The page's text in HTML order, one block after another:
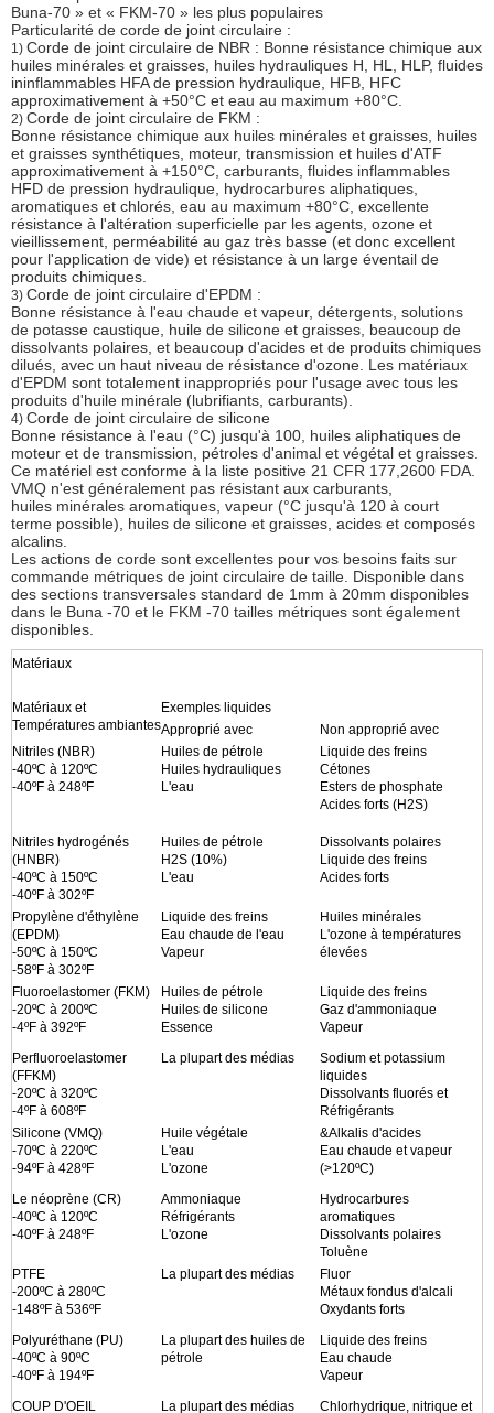
Buna-70 » et « FKM-70 » les plus populaires
Particularité de corde de joint circulaire :
1) Corde de joint circulaire de NBR : Bonne résistance chimique aux
huiles minérales et graisses, huiles hydrauliques H, HL, HLP, fluides
ininflammables HFA de pression hydraulique, HFB, HFC
approximativement à +50°C et eau au maximum +80°C.
2) Corde de joint circulaire de FKM :
Bonne résistance chimique aux huiles minérales et graisses, huiles
et graisses synthétiques, moteur, transmission et huiles d'ATF
approximativement à +150°C, carburants, fluides inflammables
HFD de pression hydraulique, hydrocarbures aliphatiques,
aromatiques et chlorés, eau au maximum +80°C, excellente
résistance à l'altération superficielle par les agents, ozone et
vieillissement, perméabilité au gaz très basse (et donc excellent
pour l'application de vide) et résistance à un large éventail de
produits chimiques.
3) Corde de joint circulaire d'EPDM :
Bonne résistance à l'eau chaude et vapeur, détergents, solutions
de potasse caustique, huile de silicone et graisses, beaucoup de
dissolvants polaires, et beaucoup d'acides et de produits chimiques
dilués, avec un haut niveau de résistance d'ozone. Les matériaux
d'EPDM sont totalement inappropriés pour l'usage avec tous les
produits d'huile minérale (lubrifiants, carburants).
4) Corde de joint circulaire de silicone
Bonne résistance à l'eau (°C) jusqu'à 100, huiles aliphatiques de
moteur et de transmission, pétroles d'animal et végétal et graisses.
Ce matériel est conforme à la liste positive 21 CFR 177,2600 FDA.
VMQ n'est généralement pas résistant aux carburants,
huiles minérales aromatiques, vapeur (°C jusqu'à 120 à court
terme possible), huiles de silicone et graisses, acides et composés
alcalins.
Les actions de corde sont excellentes pour vos besoins faits sur
commande métriques de joint circulaire de taille. Disponible dans
des sections transversales standard de 1mm à 20mm disponibles
dans le Buna -70 et le FKM -70 tailles métriques sont également
disponibles.
Matériaux
Matériaux et
Températures ambiantes
Exemples liquides
Approprié avec
Non approprié avec
Nitriles (NBR)
-40ºC à 120ºC
-40ºF à 248ºF
Huiles de pétrole
Huiles hydrauliques
L'eau
Liquide des freins
Cétones
Esters de phosphate
Acides forts (H2S)
Nitriles hydrogénés
(HNBR)
-40ºC à 150ºC
-40ºF à 302ºF
Huiles de pétrole
H2S (10%)
L'eau
Dissolvants polaires
Liquide des freins
Acides forts
Propylène d'éthylène
(EPDM)
-50ºC à 150ºC
-58ºF à 302ºF
Liquide des freins
Eau chaude de l'eau
Vapeur
Huiles minérales
L'ozone à températures
élevées
Fluoroelastomer (FKM)
-20ºC à 200ºC
-4ºF à 392ºF
Huiles de pétrole
Huiles de silicone
Essence
Liquide des freins
Gaz d'ammoniaque
Vapeur
Perfluoroelastomer
(FFKM)
-20ºC à 320ºC
-4ºF à 608ºF
La plupart des médias
Sodium et potassium
liquides
Dissolvants fluorés et
Réfrigérants
Silicone (VMQ)
-70ºC à 220ºC
-94ºF à 428ºF
Huile végétale
L'eau
L'ozone
&Alkalis d'acides
Eau chaude et vapeur
(>120ºC)
Le néoprène (CR)
-40ºC à 120ºC
-40ºF à 248ºF
Ammoniaque
Réfrigérants
L'ozone
Hydrocarbures
aromatiques
Dissolvants polaires
Toluène
PTFE
-200ºC à 280ºC
-148ºF à 536ºF
La plupart des médias
Fluor
Métaux fondus d'alcali
Oxydants forts
Polyuréthane (PU)
-40ºC à 90ºC
-40ºF à 194ºF
La plupart des huiles de
pétrole
Liquide des freins
Eau chaude
Vapeur
COUP D'OEIL
La plupart des médias Chlorhydrique, nitrique et